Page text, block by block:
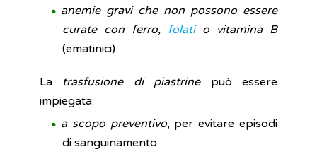
anemie gravi che non possono essere
curate con ferro, folatio vitamina B
(ematinici)
La trasfusione di piastrinepuò essere
impiegata:
a scopo preventivo, per evitare episodi
di sanguinamento